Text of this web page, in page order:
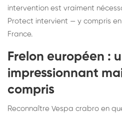
intervention est vraiment
Protect intervient — y compris
France.
Frelon européen :
impressionnant
compris
Reconnaître Vespa crabro en